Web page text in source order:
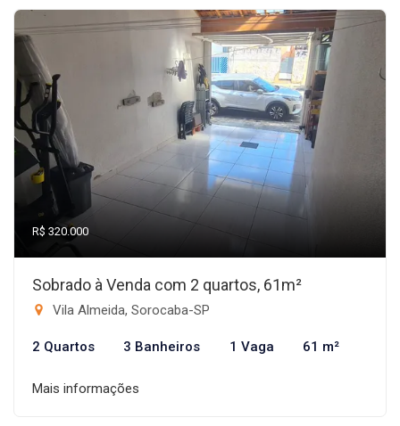
R$ 320.000
Sobrado à Venda com 2 quartos, 61m²
Vila Almeida, Sorocaba-SP
2 Quartos 3 Banheiros 1 Vaga 61 m²
Mais informações